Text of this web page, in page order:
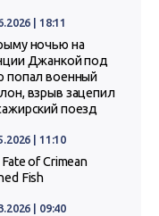
| 18:11
ночью на
Джанкой под
попал военный
взрыв зацепил
поезд
| 11:10
of Crimean
Fish
| 09:40